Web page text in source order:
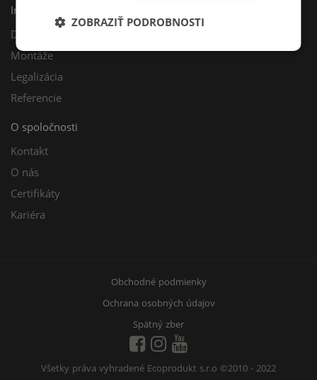
Inštalácie
Dotácie
Montáže
Legalizácia
Referencie
O spoločnosti
Kontakt
O nás
Certifikáty
Kariéra
Obchodné podmienky
Ochrana osobných údajov
Spätný zber
Všetky práva vyhradené Ecoprodukt s.r.o ©2010 - 2022
ZOBRAZIŤ PODROBNOSTI